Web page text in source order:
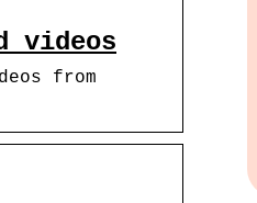
videos
from